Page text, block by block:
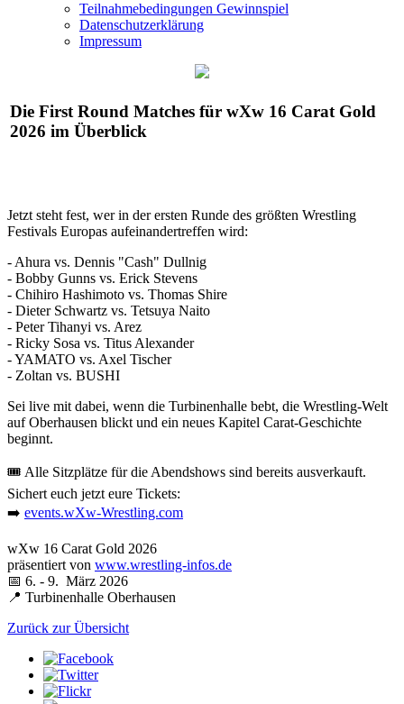
Teilnahmebedingungen Gewinnspiel
Datenschutzerklärung
Impressum
Die First Round Matches für wXw 16 Carat Gold
2026 im Überblick
Jetzt steht fest, wer in der ersten Runde des größten Wrestling
Festivals Europas aufeinandertreffen wird:
- Ahura vs. Dennis "Cash" Dullnig
- Bobby Gunns vs. Erick Stevens
- Chihiro Hashimoto vs. Thomas Shire
- Dieter Schwartz vs. Tetsuya Naito
- Peter Tihanyi vs. Arez
- Ricky Sosa vs. Titus Alexander
- YAMATO vs. Axel Tischer
- Zoltan vs. BUSHI
Sei live mit dabei, wenn die Turbinenhalle bebt, die Wrestling-Welt
auf Oberhausen blickt und ein neues Kapitel Carat-Geschichte
beginnt.
🎟️ Alle Sitzplätze für die Abendshows sind bereits ausverkauft.
Sichert euch jetzt eure Tickets:
➡️ events.wXw-Wrestling.com
wXw 16 Carat Gold 2026
präsentiert von www.wrestling-infos.de
📅 6. - 9. März 2026
📍 Turbinenhalle Oberhausen
Zurück zur Übersicht